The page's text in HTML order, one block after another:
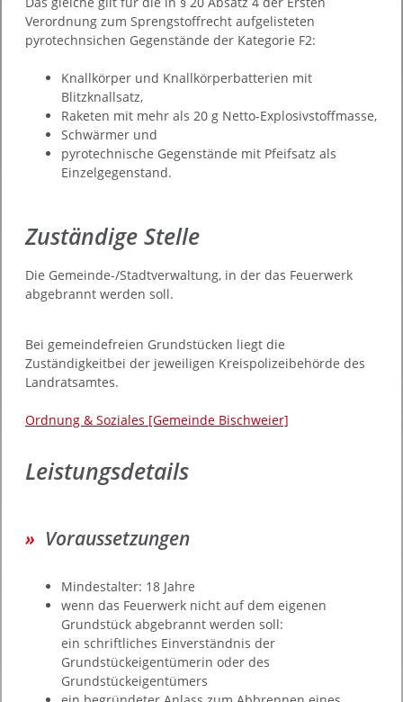
Verordnung zum Sprengstoffrecht aufgelisteten
pyrotechnsichen Gegenstände der Kategorie F2:
Knallkörper und Knallkörperbatterien mit
Blitzknallsatz,
Raketen mit mehr als 20 g Netto-Explosivstoffmasse,
Schwärmer und
pyrotechnische Gegenstände mit Pfeifsatz als
Einzelgegenstand.
Zuständige Stelle
Die Gemeinde-/Stadtverwaltung, in der das Feuerwerk
abgebrannt werden soll.
Bei gemeindefreien Grundstücken liegt die
Zuständigkeitbei der jeweiligen Kreispolizeibehörde des
Landratsamtes.
Ordnung & Soziales [Gemeinde Bischweier]
Leistungsdetails
Voraussetzungen
Mindestalter: 18 Jahre
wenn das Feuerwerk nicht auf dem eigenen
Grundstück abgebrannt werden soll:
ein schriftliches Einverständnis der
Grundstückeigentümerin oder des
Grundstückeigentümers